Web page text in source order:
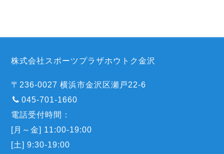
株式会社スポーツプラザホウトク金沢
〒236-0027 横浜市金沢区瀬戸22-6
045-701-1660
電話受付時間：
[月～金] 11:00-19:00
[土] 9:30-19:00